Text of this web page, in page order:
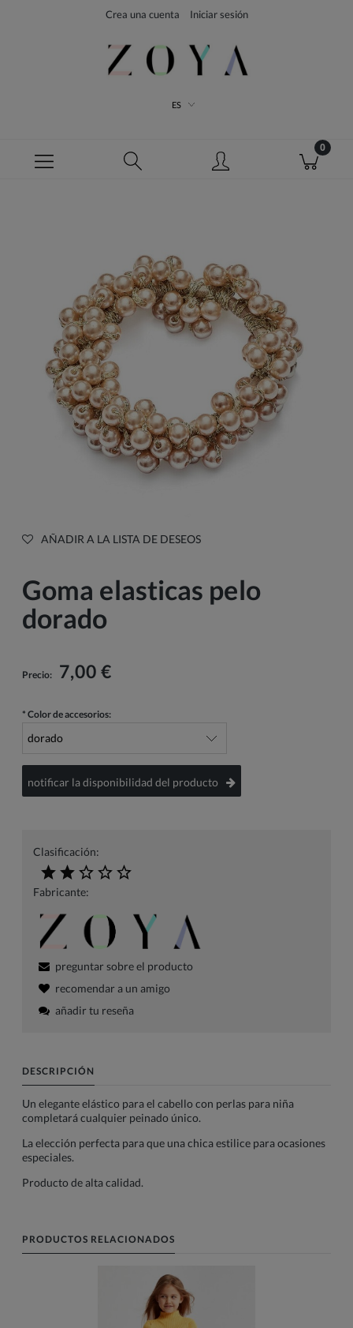
Crea una cuenta Iniciar sesión
ES
AÑADIR A LA LISTA DE DESEOS
Goma elasticas pelo
dorado
Precio: 7,00 €
* Color de accesorios:
notificar la disponibilidad del producto
Clasificación:
Fabricante:
preguntar sobre el producto
recomendar a un amigo
añadir tu reseña
DESCRIPCIÓN
Un elegante elástico para el cabello con perlas para niña
completará cualquier peinado único.
La elección perfecta para que una chica estilice para ocasiones
especiales.
Producto de alta calidad.
PRODUCTOS RELACIONADOS